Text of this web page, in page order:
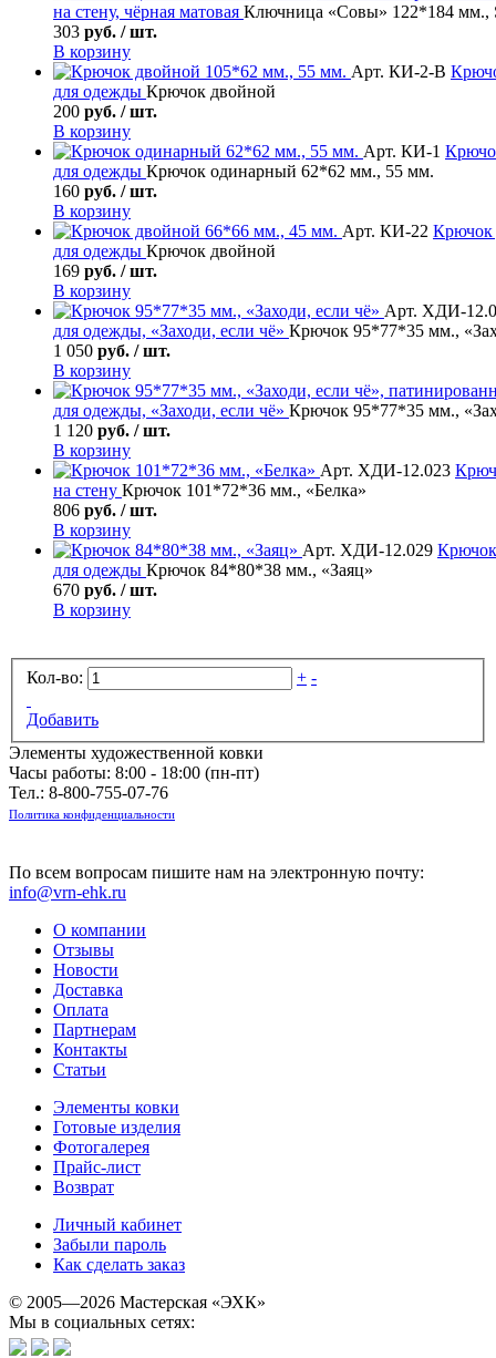
на стену, чёрная матовая Ключница «Совы» 122*184 мм.,
303 руб. / шт.
В корзину
Арт. КИ-2-В
для одежды Крючок двойной
200 руб. / шт.
В корзину
Арт. КИ-1
для одежды Крючок одинарный 62*62 мм., 55 мм.
160 руб. / шт.
В корзину
Арт. КИ-22 Крючок
для одежды Крючок двойной
169 руб. / шт.
В корзину
Арт. ХДИ-
для одежды, «Заходи, если чё» Крючок 95*77*35 мм.,
1 050 руб. / шт.
В корзину
для одежды, «Заходи, если чё» Крючок 95*77*35 мм.,
1 120 руб. / шт.
В корзину
Арт. ХДИ-12.023
на стену Крючок 101*72*36 мм., «Белка»
806 руб. / шт.
В корзину
Арт. ХДИ-12.029
для одежды Крючок 84*80*38 мм., «Заяц»
670 руб. / шт.
В корзину
Кол-во: + -
Добавить
Элементы художественной ковки
Часы работы: 8:00 - 18:00 (пн-пт)
Тел.: 8-800-755-07-76
Политика конфиденциальности
По всем вопросам пишите нам на электронную почту:
info@vrn-ehk.ru
О компании
Отзывы
Новости
Доставка
Оплата
Партнерам
Контакты
Статьи
Элементы ковки
Готовые изделия
Фотогалерея
Прайс-лист
Возврат
Личный кабинет
Забыли пароль
Как сделать заказ
© 2005—2026 Мастерская «ЭХК»
Мы в социальных сетях: